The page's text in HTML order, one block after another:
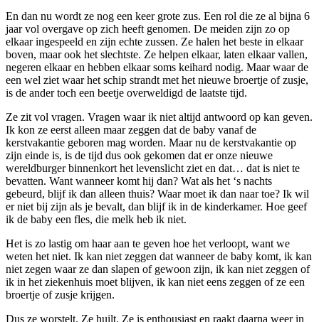
En dan nu wordt ze nog een keer grote zus. Een rol die ze al bijna 6
jaar vol overgave op zich heeft genomen. De meiden zijn zo op
elkaar ingespeeld en zijn echte zussen. Ze halen het beste in elkaar
boven, maar ook het slechtste. Ze helpen elkaar, laten elkaar vallen,
negeren elkaar en hebben elkaar soms keihard nodig. Maar waar de
een wel ziet waar het schip strandt met het nieuwe broertje of zusje,
is de ander toch een beetje overweldigd de laatste tijd.
Ze zit vol vragen. Vragen waar ik niet altijd antwoord op kan geven.
Ik kon ze eerst alleen maar zeggen dat de baby vanaf de
kerstvakantie geboren mag worden. Maar nu de kerstvakantie op
zijn einde is, is de tijd dus ook gekomen dat er onze nieuwe
wereldburger binnenkort het levenslicht ziet en dat… dat is niet te
bevatten. Want wanneer komt hij dan? Wat als het ‘s nachts
gebeurd, blijf ik dan alleen thuis? Waar moet ik dan naar toe? Ik wil
er niet bij zijn als je bevalt, dan blijf ik in de kinderkamer. Hoe geef
ik de baby een fles, die melk heb ik niet.
Het is zo lastig om haar aan te geven hoe het verloopt, want we
weten het niet. Ik kan niet zeggen dat wanneer de baby komt, ik kan
niet zegen waar ze dan slapen of gewoon zijn, ik kan niet zeggen of
ik in het ziekenhuis moet blijven, ik kan niet eens zeggen of ze een
broertje of zusje krijgen.
Dus ze worstelt. Ze huilt. Ze is enthousiast en raakt daarna weer in